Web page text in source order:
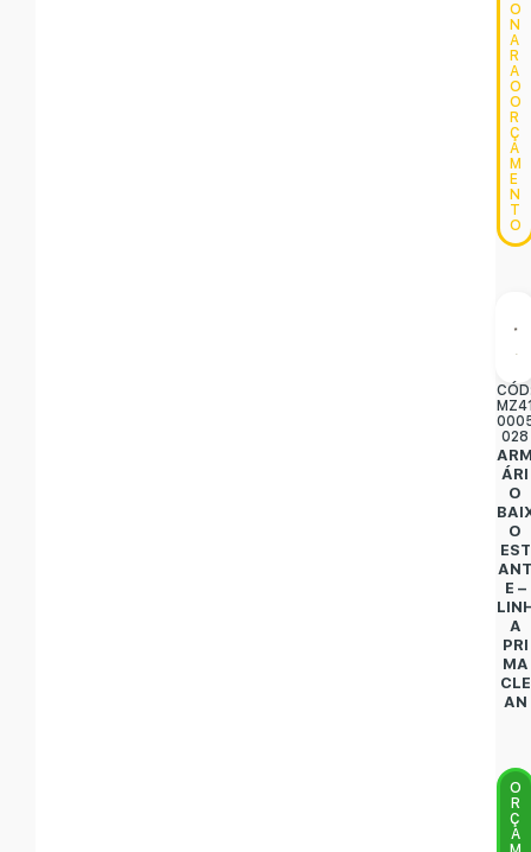
O
N
A
R
A
O
O
R
Ç
A
M
E
N
T
O
028
ÁRI
O
O
EST
E –
A
PRI
MA
CLE
AN
O
R
Ç
A